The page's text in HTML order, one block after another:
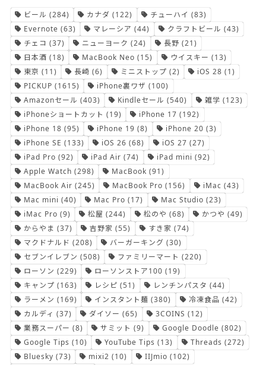
ビール (284) カナダ (122) チューハイ (83)
Evernote (63) マレーシア (44) クラフトビール (43)
チェコ (37) ニューヨーク (24) 長野 (21)
日本酒 (18) MacBook Neo (15) ウイスキー (13)
東京 (11) 長崎 (6) ミニストップ (2) iOS 28 (1)
PICKUP (1615) iPhone裏ワザ (100)
Amazonセール (403) Kindleセール (540) 雑学 (123)
iPhoneショートカット (19) iPhone 17 (192)
iPhone 18 (95) iPhone 19 (8) iPhone 20 (3)
iPhone SE (133) iOS 26 (68) iOS 27 (27)
iPad Pro (92) iPad Air (74) iPad mini (92)
Apple Watch (298) MacBook (91)
MacBook Air (245) MacBook Pro (156) iMac (43)
Mac mini (40) Mac Pro (17) Mac Studio (23)
iMac Pro (9) 松屋 (244) 松のや (68) かつや (49)
からやま (37) 吉野家 (55) すき家 (74)
マクドナルド (208) バーガーキング (30)
セブンイレブン (508) ファミリーマート (220)
ローソン (229) ローソンストア100 (19)
キャンプ (163) レシピ (51) レンチンパスタ (44)
ラーメン (169) インスタント麺 (380) 冷凍食品 (42)
カルディ (37) ダイソー (65) 3COINS (12)
業務スーパー (8) サミット (9) Google Doodle (802)
Google Tips (10) YouTube Tips (13) Threads (272)
Bluesky (73) mixi2 (10) IIJmio (102)